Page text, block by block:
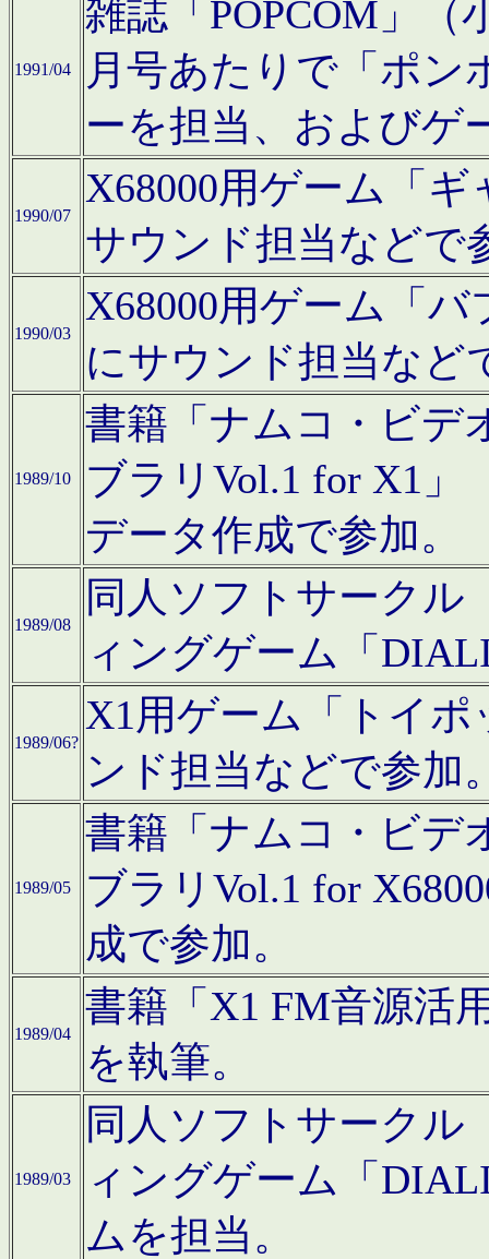
1991/04
雑誌「POPCOM」（
月号あたりで「ポン
ーを担当、およびゲ
1990/07
X68000用ゲーム「
サウンド担当などで
1990/03
X68000用ゲーム「
にサウンド担当など
1989/10
書籍「ナムコ・ビデ
ブラリVol.1 for X1」
データ作成で参加。
1989/08
同人ソフトサークル
ィングゲーム「
1989/06?
X1用ゲーム「トイ
ンド担当などで参加
1989/05
書籍「ナムコ・ビデ
ブラリVol.1 for
成で参加。
1989/04
書籍「X1 FM音源活
を執筆。
1989/03
同人ソフトサークル
ィングゲーム「
ムを担当。